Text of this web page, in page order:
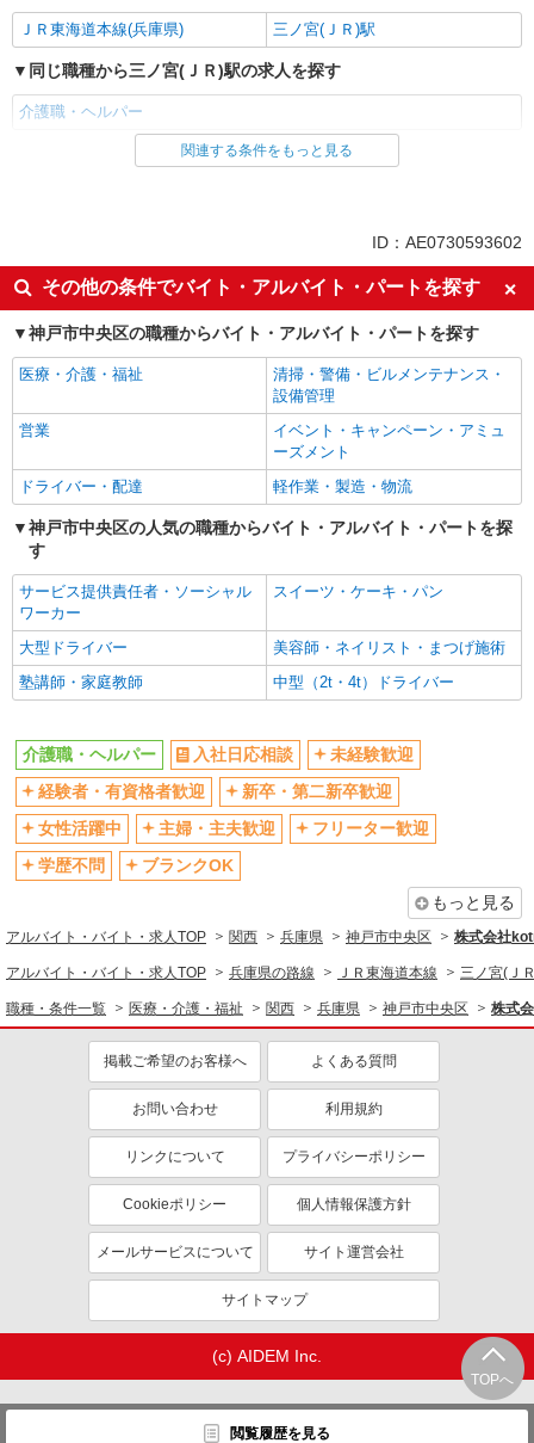
ＪＲ東海道本線(兵庫県) 三ノ宮(ＪＲ)駅
同じ職種から三ノ宮(ＪＲ)駅の求人を探す
介護職・ヘルパー
同じ雇用形態から三ノ宮(ＪＲ)駅の求人を探す
入社日応相談
未経験歓迎
経験者・有資格者歓迎
新卒・第二新卒歓迎
女性活躍中
主婦・主夫歓迎
フリーター歓迎
学歴不問
ブランクOK
ミドル（40代～）活躍中
シニア（60代～）活躍中
高収入・高額
ボーナス・賞与あり
昇給あり
完全週休2日制
フルタイム歓迎
駅直結・駅チカ
車通勤OK
バイク通勤OK
残業少なめ（月20h未満）
交通費支給
社会保険あり
産休・育休取得実績あり
ティブなど）あり
制服貸与
研修制度あり
資格取得支援制度あり
同じ職種から求人を探す
介護職・ヘルパー
同じ特徴から求人を探す
未経験歓迎
ミドル（40代～）活躍中
ボーナス・賞与あり
車通勤OK
交通費支給
社会保険あり
関連する条件をもっと見る
ID：AE0730593602
その他の条件でバイト・アルバイト・パートを探す
神戸市中央区の職種からバイト・アルバイト・パートを探す
医療・介護・福祉
清掃・警備・ビルメンテナンス・
設備管理
営業
イベント・キャンペーン・アミュ
ーズメント
ドライバー・配達
軽作業・製造・物流
神戸市中央区の人気の職種からバイト・アルバイト・パートを探
す
サービス提供責任者・ソーシャル
ワーカー
スイーツ・ケーキ・パン
大型ドライバー
美容師・ネイリスト・まつげ施術
塾講師・家庭教師
中型（2t・4t）ドライバー
TOPへ
閲覧履歴を見る
介護職・ヘルパー 入社日応相談
未経験歓迎
経験者・有資格者歓迎
新卒・第二新卒歓迎
女性活躍中
主婦・主夫歓迎
フリーター歓迎
学歴不問
ブランクOK
もっと見る
アルバイト・バイト・求人TOP 関西 兵庫県 神戸市中央区 株式会社
アルバイト・バイト・求人TOP 兵庫県の路線 ＪＲ東海道本線 三ノ宮(Ｊ
職種・条件一覧 医療・介護・福祉 関西 兵庫県 神戸市中央区 株式
掲載ご希望のお客様へ よくある質問
お問い合わせ 利用規約
リンクについて プライバシーポリシー
Cookieポリシー 個人情報保護方針
メールサービスについて サイト運営会社
サイトマップ
(c) AIDEM Inc.